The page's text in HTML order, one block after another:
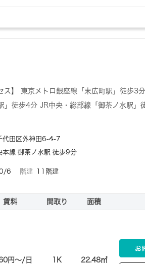
ス】 東京メトロ銀座線「末広町駅」徒歩3
」徒歩4分 JR中央・総部線「御茶ノ水駅」
代田区外神田6-4-7
本線 御茶ノ水駅 徒歩9分
6 階建 11階建
賃料 間取り 面積
円〜/日 1K 22.48㎡
お